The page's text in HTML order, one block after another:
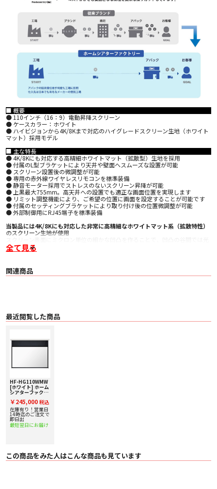
■ 概要
● 110インチ（16：9）電動昇降スクリーン
● ケースカラー：ホワイト
● ハイビジョンから4K/8Kまで対応のハイグレードスクリーン生地（ホワイト
マット）採用モデル
■ 主な特長
● 4K/8Kにも対応する高精細ホワイトマット（拡散型）生地を採用
● 付属のL型ブラケットにより天井や壁面へスムーズな設置が可能
● スクリーン設置後の微調整が可能
● 専用の赤外線ワイヤレスリモコンを標準装備
● 静音モーター採用でストレスのないスクリーン昇降が可能
● 上黒最大755mm。高天井への設置でも適正な画面位置を実現します
● リミット調整機能により、ご希望の位置に画面を設定することが可能です
● 付属のセッティングブラケットにより取り付け後の位置微調整が可能
● 外部制御用にRJ45端子を標準装備
当製品には4K/8Kにも対応した非常に高精細なホワイトマット系（拡散特性）
のスクリーン生地が使用
を吸収して凹凸の山では光を反射させるという効果を持たせています。これに
より、暗部の再現性を高めながらハイライトをキープすることができ、全体的
色再現性に加え、白ピークの高さと、自然で深みのある暗部再現を実現してい
ます。
シンプルでモダンな外観に加え、ボディ剛性を高めることでスクリーン幕面の
平面性を高める役目も兼ね備えた構造になっています。
付属のL型ブラケットを使用することで天井や壁面へスムーズな設置が可能と
なる他、設置後の微調整も容易に行える為、より希望する位置に投影画面を配
本体の上部黒マスク（上黒）として880ｍｍが標準装備
250mm～1100mmの間で任意に（約35ｍｍ刻み）スクリーン下限の高さを設
定できます。
また、天井高3000ｍｍといった高天井のお部屋であっても、床面から750mm
程度の位置までスクリーンを下すことができ、様々なシチュエーションで最適
な投影面の高さを確保する事が可能です。
■ 主な仕様
〇 生地 高精細ホワイトマット
〇 イメージエリア（投影面）寸法 W2,435×H1,370（ｍｍ）
〇 上黒マスク寸法（高さ） 755ｍｍ
全て見る
関連商品
最近閲覧した商品
HF-HG110WMW
[ホワイト] ホーム
シアターファクト
ンHG/W（110イ
ンチ）
￥245,000 税込
在庫有り！営業日
14時迄のご注文で
即日出
最短翌日にお届け
この商品をみた人はこんな商品も見ています